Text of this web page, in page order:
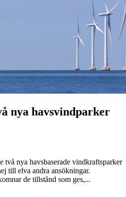
nya havsvindparker
två nya havsbaserade vindkraftsparker
de tillstånd som ges,...